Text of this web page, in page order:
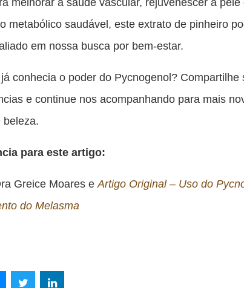
metabólico saudável, este extrato de pinheiro
em nossa busca por bem-estar.
conhecia o poder do Pycnogenol? Compartilhe
e continue nos acompanhando para mais
beleza.
para este artigo:
Greice Moares eArtigo Original – Uso do
do Melasma